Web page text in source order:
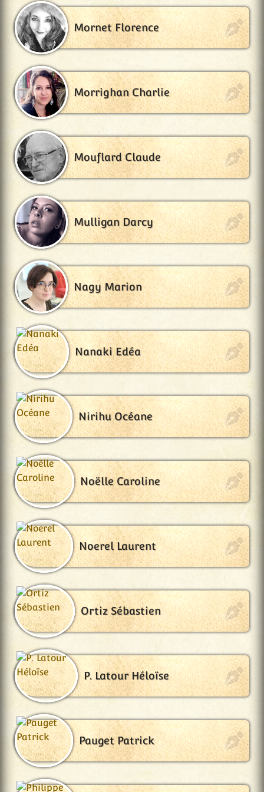
Mornet Florence
Morrighan Charlie
Mouflard Claude
Mulligan Darcy
Nagy Marion
Nanaki Edéa
Nirihu Océane
Noëlle Caroline
Noerel Laurent
Ortiz Sébastien
P. Latour Héloïse
Pauget Patrick